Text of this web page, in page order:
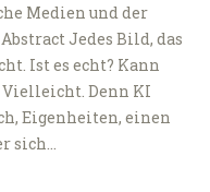
Medien und der
Jedes Bild, das
Ist es echt? Kann
Vielleicht. Denn KI
Eigenheiten, einen
sich…